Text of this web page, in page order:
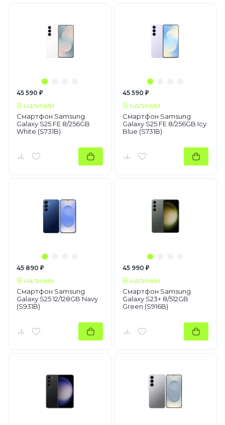
45 590 ₽
В наличии
Смартфон Samsung
Galaxy S25 FE 8/256GB
White (S731B)
45 590 ₽
В наличии
Смартфон Samsung
Galaxy S25 FE 8/256GB Icy
Blue (S731B)
45 890 ₽
В наличии
Смартфон Samsung
Galaxy S25 12/128GB Navy
(S931B)
45 990 ₽
В наличии
Смартфон Samsung
Galaxy S23+ 8/512GB
Green (S916B)